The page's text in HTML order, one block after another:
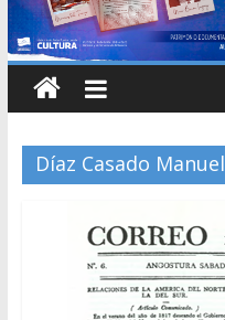
Díaz Casado Manuel